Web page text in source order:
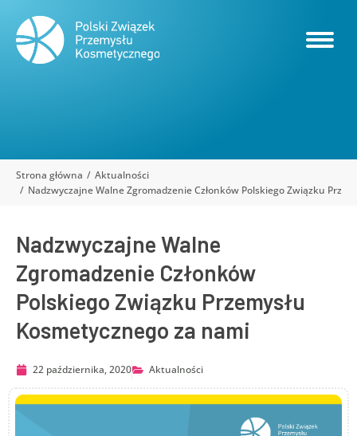
Jesteś tutaj:
Strona główna
Aktualności
Nadzwyczajne Walne Zgromadzenie Członków Polskiego Związku
Nadzwyczajne Walne
Zgromadzenie Członków
Polskiego Związku Przemysłu
Kosmetycznego za nami
22 października, 2020 Aktualności